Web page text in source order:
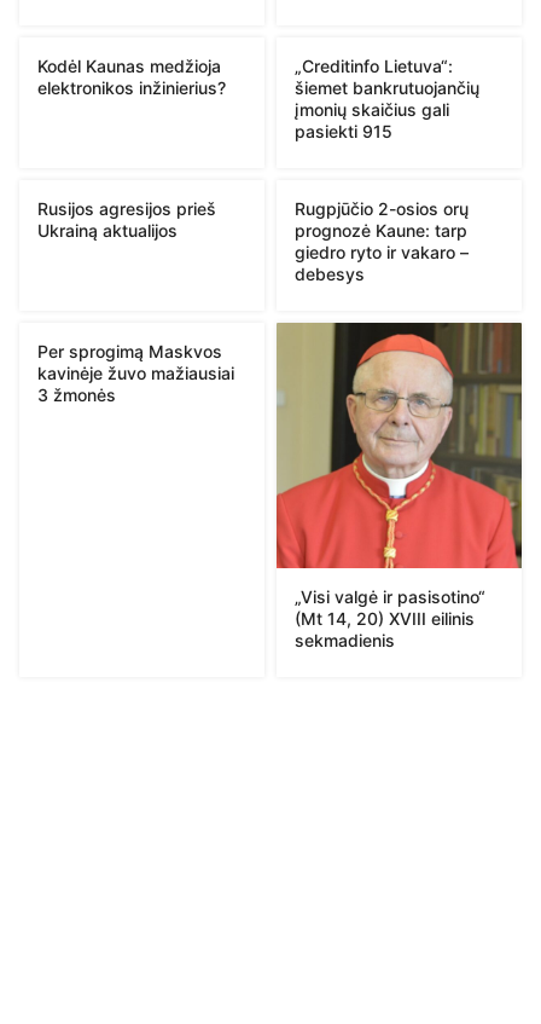
Kodėl Kaunas medžioja
elektronikos inžinierius?
„Creditinfo Lietuva“:
šiemet bankrutuojančių
įmonių skaičius gali
pasiekti 915
Rusijos agresijos prieš
Ukrainą aktualijos
Rugpjūčio 2-osios orų
prognozė Kaune: tarp
giedro ryto ir vakaro –
debesys
Per sprogimą Maskvos
kavinėje žuvo mažiausiai
3 žmonės
„Visi valgė ir pasisotino“
(Mt 14, 20) XVIII eilinis
sekmadienis